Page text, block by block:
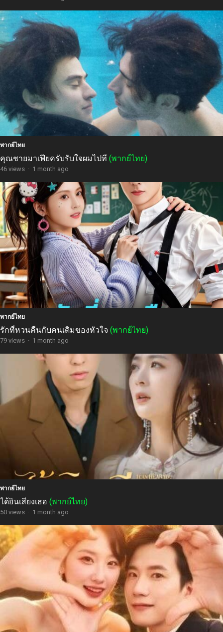
พากย์ไทย
คุณชายมาเฟียครับรับใจผมไปที (พากย์ไทย)
46 views · 1 month ago
พากย์ไทย
รักที่หวนคืนกับคนเดิมของหัวใจ (พากย์ไทย)
79 views · 1 month ago
พากย์ไทย
ได้ยินเสียงเธอ (พากย์ไทย)
50 views · 1 month ago